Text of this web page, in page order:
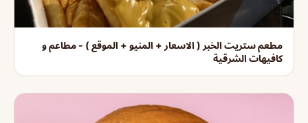
مطعم ستريت الخبر ( الاسعار + المنيو + الموقع ) - مطاعم و
كافيهات الشرقية